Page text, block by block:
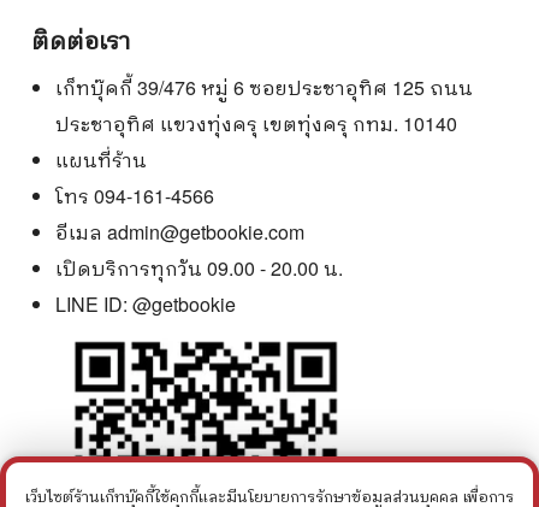
ติดต่อเรา
เก็ทบุ๊คกี้ 39/476 หมู่ 6 ซอยประชาอุทิศ 125 ถนน
ประชาอุทิศ แขวงทุ่งครุ เขตทุ่งครุ กทม. 10140
แผนที่ร้าน
โทร 094-161-4566
อีเมล admin@getbookie.com
เปิดบริการทุกวัน 09.00 - 20.00 น.
LINE ID: @getbookie
เว็บไซต์ร้านเก็ทบุ๊คกี้ใช้คุกกี้และมีนโยบายการรักษาข้อมูลส่วนบุคคล เพื่อการ